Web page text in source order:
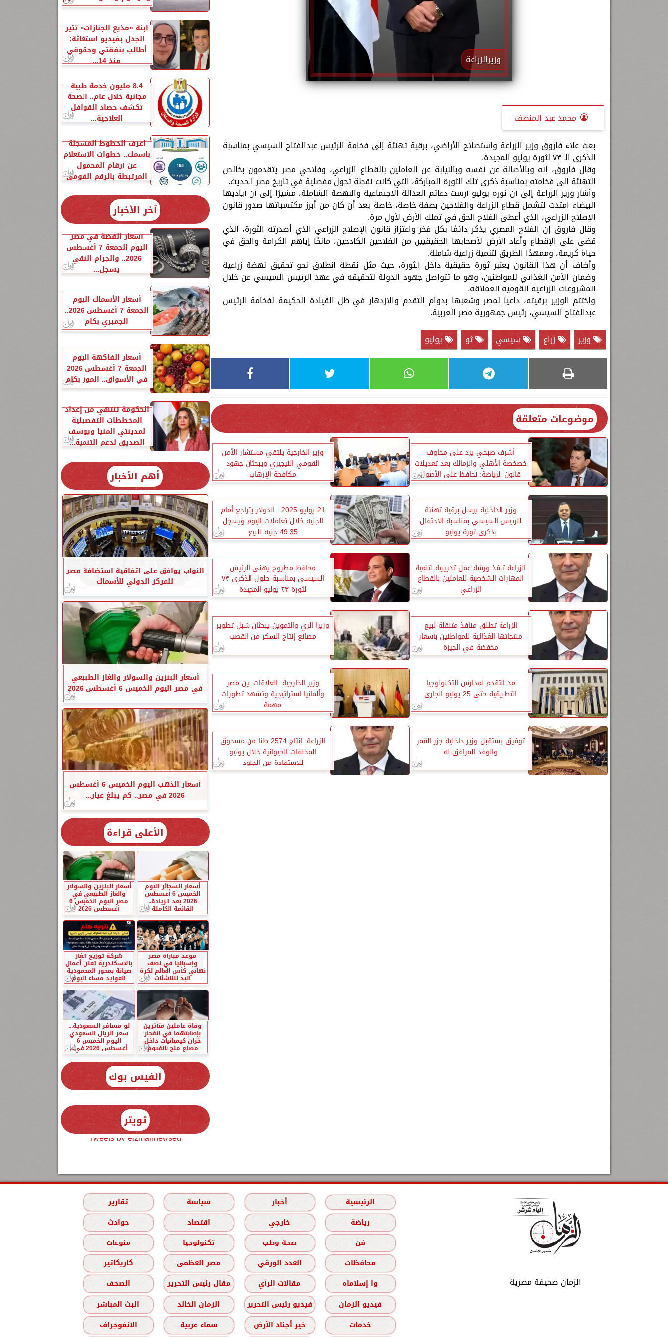
وزيرالزراعة
محمد عبد المنصف
بعث علاء فاروق وزير الزراعة واستصلاح الأراضي، برقية تهنئة إلى فخامة الرئيس عبدالفتاح السيسي بمناسبة
الذكرى الـ ٧٣ لثورة يوليو المجيدة.
وقال فاروق، إنه وبالأصالة عن نفسه وبالنيابة عن العاملين بالقطاع الزراعي، وفلاحي مصر يتقدمون بخالص
التهنئة إلى فخامته بمناسبة ذكرى تلك الثورة المباركة، التي كانت نقطة تحول مفصلية في تاريخ مصر الحديث.
وأشار وزير الزراعة إلى أن ثورة يوليو أرست دعائم العدالة الاجتماعية والنهضة الشاملة، مشيرًا إلى أن أياديها
البيضاء امتدت لتشمل قطاع الزراعة والفلاحين بصفة خاصة، خاصة بعد أن كان من أبرز مكتسباتها صدور قانون
الإصلاح الزراعي، الذي أعطى الفلاح الحق في تملك الأرض لأول مرة.
وقال فاروق إن الفلاح المصري يذكر دائمًا بكل فخر واعتزاز قانون الإصلاح الزراعي الذي أصدرته الثورة، الذي
قضى على الإقطاع وأعاد الأرض لأصحابها الحقيقيين من الفلاحين الكادحين، مانحًا إياهم الكرامة والحق في
حياة كريمة، وممهدًا الطريق لتنمية زراعية شاملة.
وأضاف أن هذا القانون يعتبر ثورة حقيقية داخل الثورة، حيث مثل نقطة انطلاق نحو تحقيق نهضة زراعية
وضمان الأمن الغذائي للمواطنين، وهو ما تتواصل جهود الدولة لتحقيقه في عهد الرئيس السيسي من خلال
المشروعات الزراعية القومية العملاقة.
واختتم الوزير برقيته، داعيا لمصر وشعبها بدوام التقدم والازدهار في ظل القيادة الحكيمة لفخامة الرئيس
عبدالفتاح السيسي، رئيس جمهورية مصر العربية.
وزير
زراع سيسي ثو يوليو
موضوعات متعلقة
أشرف صبحي يرد على مخاوف
خصخصة الأهلي والزمالك بعد تعديلات
قانون الرياضة: نحافظ على الأصول
وزير الخارجية يلتقي مستشار الأمن
القومي النيجيري ويبحثان جهود
مكافحة الإرهاب
وزير الداخلية يرسل برقية تهنئة
للرئيس السيسي بمناسبة الاحتفال
بذكرى ثورة يوليو
21 يوليو 2025.. الدولار يتراجع أمام
الجنيه خلال تعاملات اليوم ويسجل
49.35 جنيه للبيع
الزراعة تنفذ ورشة عمل تدريبية لتنمية
المهارات الشخصية للعاملين بالقطاع
الزراعي
محافظ مطروح يهنئ الرئيس
السيسى بمناسبة حلول الذكرى ٧٣
لثورة ٢٣ يوليو المجيدة
الزراعة تطلق منافذ متنقلة لبيع
منتجاتها الغذائية للمواطنين بأسعار
مخفضة في الجيزة
وزيرا الري والتموين يبحثان سُبل تطوير
مصانع إنتاج السكر من القصب
مد التقدم لمدارس التكنولوجيا
التطبيقية حتى 25 يوليو الجارى
وزير الخارجية: العلاقات بين مصر
وألمانيا استراتيجية وتشهد تطورات
مهمة
توفيق يستقبل وزير داخلية جزر القمر
والوفد المرافق له
الزراعة: إنتاج 2574 طنا من مسحوق
المخلفات الحيوانية خلال يونيو
للاستفادة من الجلود
ابنة «مذيع الجنازات» تثير
الجدل بفيديو استغاثة:
أطالب بنفقتي وحقوقي
منذ 14...
8.4 مليون خدمة طبية
مجانية خلال عام.. الصحة
تكشف حصاد القوافل
العلاجية...
اعرف الخطوط المسجلة
باسمك.. خطوات الاستعلام
عن أرقام المحمول
المرتبطة بالرقم القومي
آخر الأخبار
أسعار الفضة في مصر
اليوم الجمعة 7 أغسطس
2026.. والجرام النقي
يسجل...
أسعار الأسماك اليوم
الجمعة 7 أغسطس 2026..
الجمبري بكام
أسعار الفاكهة اليوم
الجمعة 7 أغسطس 2026
في الأسواق.. الموز بكام
الحكومة تنتهي من إعداد
المخططات التفصيلية
لمدينتي المنيا ويوسف
الصديق لدعم التنمية...
أهم الأخبار
النواب يوافق على اتفاقية استضافة مصر
للمركز الدولي للأسماك
أسعار البنزين والسولار والغاز الطبيعي
في مصر اليوم الخميس 6 أغسطس 2026
أسعار الذهب اليوم الخميس 6 أغسطس
2026 في مصر.. كم يبلغ عيار...
الأعلى قراءة
أسعار السجائر اليوم
الخميس 6 أغسطس
2026 بعد الزيادة..
القائمة الكاملة
أسعار البنزين والسولار
والغاز الطبيعي في
مصر اليوم الخميس 6
أغسطس 2026
موعد مباراة مصر
وإسبانيا في نصف
نهائي كأس العالم لكرة
اليد للناشئات
شركة توزيع الغاز
بالاسكندرية تعلن أعمال
صيانة بمحور المحمودية
العوايد مساء اليوم
وفاة عاملين متأثرين
بإصابتهما في انفجار
خزان كيميائيات داخل
مصنع ملح بالفيوم
لو مسافر السعودية...
سعر الريال السعودي
اليوم الخميس 6
أغسطس 2026 في...
الفيس بوك
تويتر
Tweets by elzmannewseg
الزمان صحيفة مصرية
الرئيسية أخبار سياسة
تقارير
رياضة
خارجي اقتصاد
حوادث
فن
صحة وطب تكنولوجيا
منوعات
محافظات
العدد الورقي مصر العظمى
كاريكاتير
وا إسلاماه
مقالات الرأي مقال رئيس التحرير
الصحف
فيديو الزمان
فيديو رئيس التحرير الزمان الخالد
البث المباشر
خدمات
خير أجناد الأرض سماء عربية الانفوجراف